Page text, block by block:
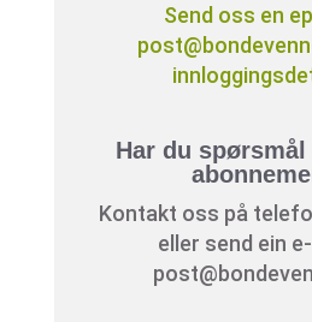
Send oss en
Har du spørsmål
Kontakt oss på
eller send ein